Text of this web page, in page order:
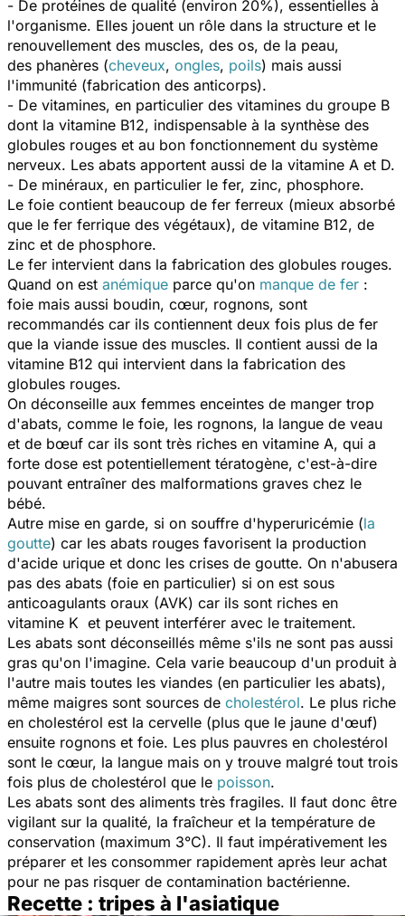
- De protéines de qualité (environ 20%), essentielles à
l'organisme. Elles jouent un rôle dans la structure et le
renouvellement des muscles, des os, de la peau,
des phanères (cheveux, ongles, poils) mais aussi
l'immunité (fabrication des anticorps).
- De vitamines, en particulier des vitamines du groupe B
dont la vitamine B12, indispensable à la synthèse des
globules rouges et au bon fonctionnement du système
nerveux. Les abats apportent aussi de la vitamine A et D.
- De minéraux, en particulier le fer, zinc, phosphore.
Le foie contient beaucoup de fer ferreux (mieux absorbé
que le fer ferrique des végétaux), de vitamine B12, de
zinc et de phosphore.
Le fer intervient dans la fabrication des globules rouges.
Quand on est anémique parce qu'on manque de fer :
foie mais aussi boudin, cœur, rognons, sont
recommandés car ils contiennent deux fois plus de fer
que la viande issue des muscles. Il contient aussi de la
vitamine B12 qui intervient dans la fabrication des
globules rouges.
On déconseille aux femmes enceintes de manger trop
d'abats, comme le foie, les rognons, la langue de veau
et de bœuf car ils sont très riches en vitamine A, qui a
forte dose est potentiellement tératogène, c'est-à-dire
pouvant entraîner des malformations graves chez le
bébé.
Autre mise en garde, si on souffre d'hyperuricémie (la
goutte) car les abats rouges favorisent la production
d'acide urique et donc les crises de goutte. On n'abusera
pas des abats (foie en particulier) si on est sous
anticoagulants oraux (AVK) car ils sont riches en
vitamine K et peuvent interférer avec le traitement.
Les abats sont déconseillés même s'ils ne sont pas aussi
gras qu'on l'imagine. Cela varie beaucoup d'un produit à
l'autre mais toutes les viandes (en particulier les abats),
même maigres sont sources de cholestérol. Le plus riche
en cholestérol est la cervelle (plus que le jaune d'œuf)
ensuite rognons et foie. Les plus pauvres en cholestérol
sont le cœur, la langue mais on y trouve malgré tout trois
fois plus de cholestérol que le poisson.
Les abats sont des aliments très fragiles. Il faut donc être
vigilant sur la qualité, la fraîcheur et la température de
conservation (maximum 3°C). Il faut impérativement les
préparer et les consommer rapidement après leur achat
pour ne pas risquer de contamination bactérienne.
Recette : tripes à l'asiatique